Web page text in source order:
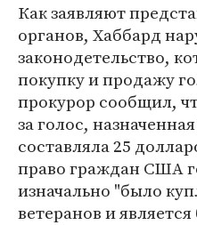
Как заявляют
органов, Хаббард
законодетельство,
покупку и продажу
прокурор сообщил,
за голос,
составляла 25
право граждан США
изначально "было
ветеранов и